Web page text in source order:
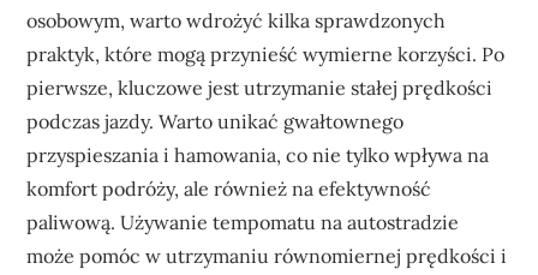
osobowym, warto wdrożyć kilka sprawdzonych
praktyk, które mogą przynieść wymierne korzyści. Po
pierwsze, kluczowe jest utrzymanie stałej prędkości
podczas jazdy. Warto unikać gwałtownego
przyspieszania i hamowania, co nie tylko wpływa na
komfort podróży, ale również na efektywność
paliwową. Używanie tempomatu na autostradzie
może pomóc w utrzymaniu równomiernej prędkości i